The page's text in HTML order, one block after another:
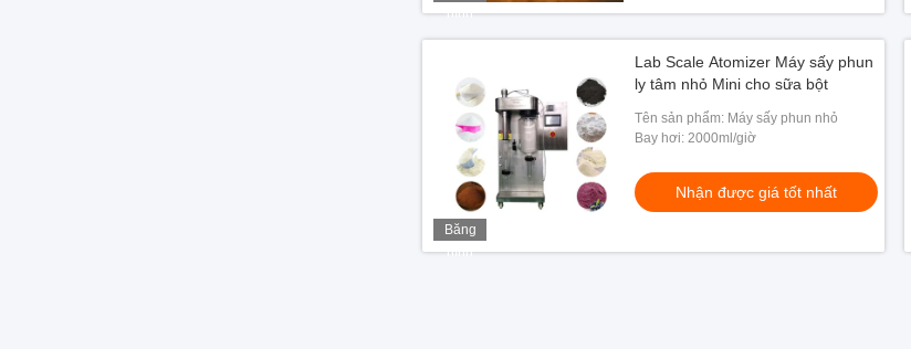
hình
Băng
hình
Lab Scale Atomizer Máy sấy phun
ly tâm nhỏ Mini cho sữa bột
Tên sản phẩm: Máy sấy phun nhỏ
Bay hơi: 2000ml/giờ
Nhận được giá tốt nhất